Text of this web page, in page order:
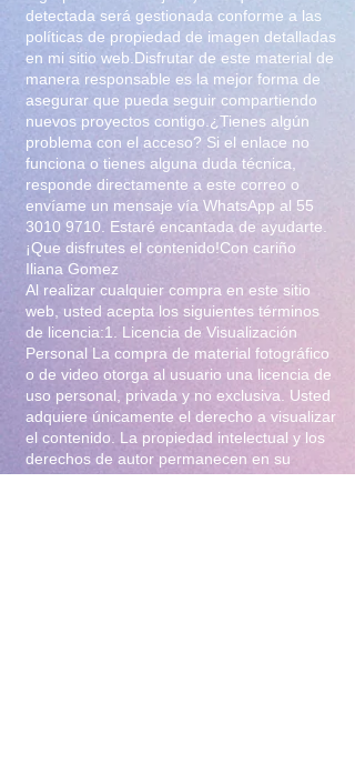
detectada será gestionada conforme a las
políticas de propiedad de imagen detalladas
en mi sitio web.Disfrutar de este material de
manera responsable es la mejor forma de
asegurar que pueda seguir compartiendo
nuevos proyectos contigo.¿Tienes algún
problema con el acceso? Si el enlace no
funciona o tienes alguna duda técnica,
responde directamente a este correo o
envíame un mensaje vía WhatsApp al 55
3010 9710 . Estaré encantada de ayudarte.
¡Que disfrutes el contenido!Con cariño
Iliana Gomez
Al realizar cualquier compra en este sitio
web, usted acepta los siguientes términos
de licencia:1. Licencia de Visualización
Personal La compra de material fotográfico
o de video otorga al usuario una licencia de
uso personal, privada y no exclusiva. Usted
adquiere únicamente el derecho a visualizar
el contenido. La propiedad intelectual y los
derechos de autor permanecen en su
totalidad bajo la titularidad de Iliana Gomez